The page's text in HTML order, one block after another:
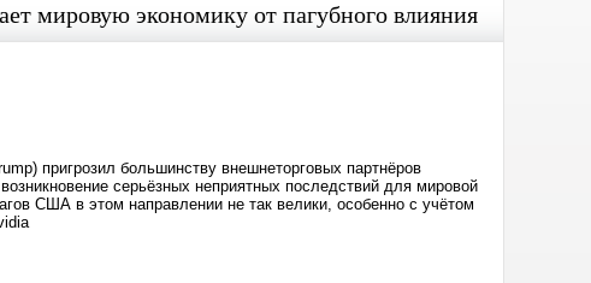
мировую экономику от пагубного влияния
пригрозил большинству внешнеторговых партнёров
серьёзных неприятных последствий для мировой
США в этом направлении не так велики, особенно с учётом